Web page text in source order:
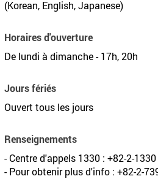
(Korean, English, Japanese)
Horaires d'ouverture
De lundi à dimanche - 17h, 20h
Jours fériés
Ouvert tous les jours
Renseignements
- Centre d'appels 1330 : +82-2-
- Pour obtenir plus d'info : +82-2-